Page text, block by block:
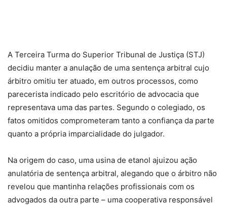
A Terceira Turma do Superior Tribunal de Justiça (STJ)
decidiu manter a anulação de uma sentença arbitral cujo
árbitro omitiu ter atuado, em outros processos, como
parecerista indicado pelo escritório de advocacia que
representava uma das partes. Segundo o colegiado, os
fatos omitidos comprometeram tanto a confiança da parte
quanto a própria imparcialidade do julgador.
Na origem do caso, uma usina de etanol ajuizou ação
anulatória de sentença arbitral, alegando que o árbitro não
revelou que mantinha relações profissionais com os
advogados da outra parte – uma cooperativa responsável